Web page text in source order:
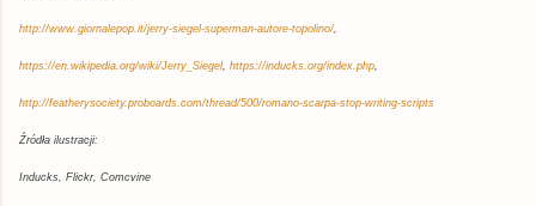
http://www.giornalepop.it/jerry-siegel-superman-autore-topolino/,
https://en.wikipedia.org/wiki/Jerry_Siegel, https://inducks.org/index.php,
http://featherysociety.proboards.com/thread/500/romano-scarpa-stop-writing-scripts
Źródła ilustracji:
Inducks, Flickr, Comcvine